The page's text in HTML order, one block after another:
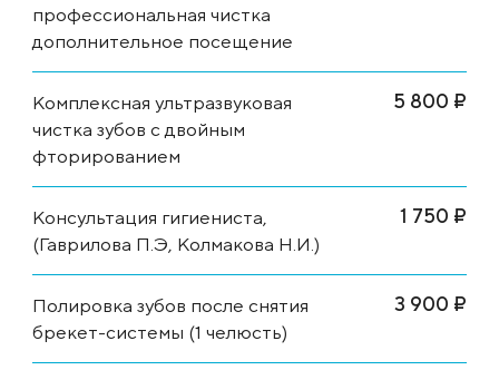
профессиональная чистка
дополнительное посещение
Комплексная ультразвуковая
чистка зубов с двойным
фторированием
5 800 ₽
Консультация гигиениста,
(Гаврилова П.Э, Колмакова Н.И.)
1 750 ₽
Полировка зубов после снятия
брекет-системы (1 челюсть)
3 900 ₽